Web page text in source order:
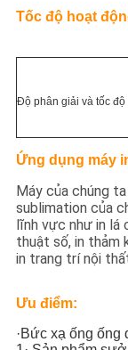
NEWS
ĐỒ
TRANG
WEB
CHÍNH
SÁCH
BẢO
MẬT
Tốc độ hoạt
Độ phân giải và tốc độ
Ứng dụng máy
Máy của chúng
sublimation của
lĩnh vực như in lá
thuật số, in thảm
in trang trí nội
Ưu điểm:
·Bức xạ ống ống